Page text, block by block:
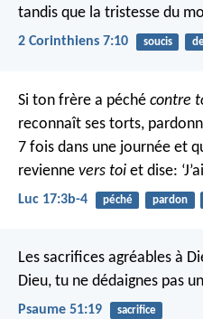
tandis que la tristesse du
2 Corinthiens 7:10 soucis
Si ton frère a péché contre
reconnaît ses torts,
7 fois dans une journée et
revienne vers toi et dise:
Luc 17:3b-4 péché pardon
Les sacrifices agréables à
Dieu, tu ne dédaignes pas
Psaume 51:19 sacrifice